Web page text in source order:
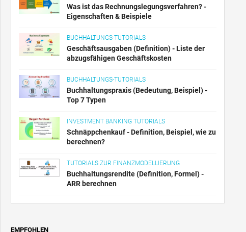
Was ist das Rechnungslegungsverfahren? -
Eigenschaften & Beispiele
BUCHHALTUNGS-TUTORIALS
Geschäftsausgaben (Definition) - Liste der
abzugsfähigen Geschäftskosten
BUCHHALTUNGS-TUTORIALS
Buchhaltungspraxis (Bedeutung, Beispiel) -
Top 7 Typen
INVESTMENT BANKING TUTORIALS
Schnäppchenkauf - Definition, Beispiel, wie zu
berechnen?
TUTORIALS ZUR FINANZMODELLIERUNG
Buchhaltungsrendite (Definition, Formel) -
ARR berechnen
EMPFOHLEN